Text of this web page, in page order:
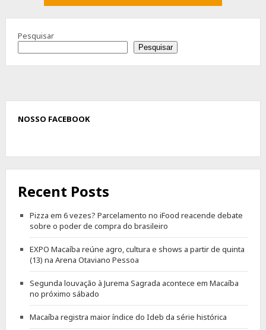
Pesquisar
Pesquisar
NOSSO FACEBOOK
Recent Posts
Pizza em 6 vezes? Parcelamento no iFood reacende debate
sobre o poder de compra do brasileiro
EXPO Macaíba reúne agro, cultura e shows a partir de quinta
(13) na Arena Otaviano Pessoa
Segunda louvação à Jurema Sagrada acontece em Macaíba
no próximo sábado
Macaíba registra maior índice do Ideb da série histórica